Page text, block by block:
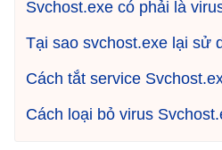
Svchost.exe có phải là
Tại sao svchost.exe lại sử
Cách tắt service
Cách loại bỏ virus